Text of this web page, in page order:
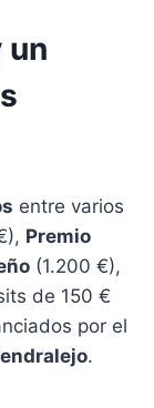
un
entre varios
Premio
(1.200 €),
de 150 €
por el
.